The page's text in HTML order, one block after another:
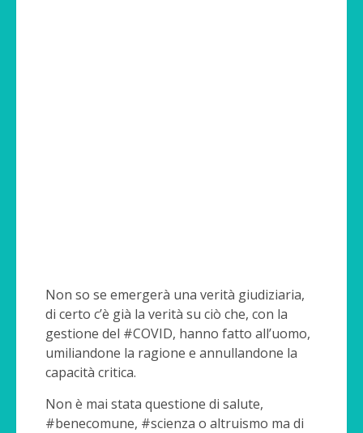
Non so se emergerà una verità giudiziaria,
di certo c’è già la verità su ciò che, con la
gestione del #COVID, hanno fatto all’uomo,
umiliandone la ragione e annullandone la
capacità critica.
Non è mai stata questione di salute,
#benecomune, #scienza o altruismo ma di